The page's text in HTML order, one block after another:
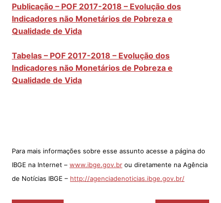
Publicação – POF 2017-2018 – Evolução dos
Indicadores não Monetários de Pobreza e
Qualidade de Vida
Tabelas – POF 2017-2018 – Evolução dos
Indicadores não Monetários de Pobreza e
Qualidade de Vida
Para mais informações sobre esse assunto acesse a página do
IBGE na Internet – www.ibge.gov.brou diretamente na Agência
de Notícias IBGE – http://agenciadenoticias.ibge.gov.br/